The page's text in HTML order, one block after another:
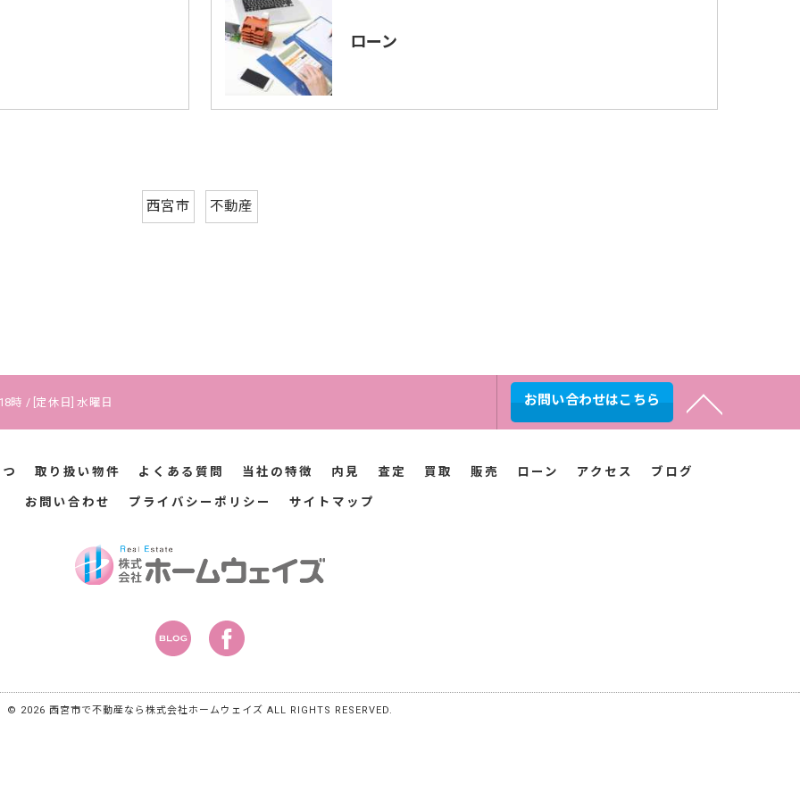
ローン
西宮市 不動産
時 / [定休日] 水曜日 お問い合わせはこちら
取り扱い物件 よくある質問 当社の特徴 内見 査定 買取 販売 ローン アクセス ブログ
お問い合わせ プライバシーポリシー サイトマップ
© 2026 西宮市で不動産なら株式会社ホームウェイズ ALL RIGHTS RESERVED.